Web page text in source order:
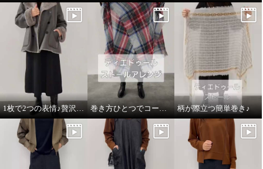
1枚で2つの表情♪贅沢な万能ムートンコート 巻き方ひとつでコーデがかわるストール♪ 柄が際立つ簡単巻き♪